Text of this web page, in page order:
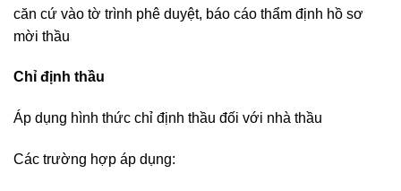
căn cứ vào tờ trình phê duyệt, báo cáo thẩm định hồ sơ
mời thầu
Chỉ định thầu
Áp dụng hình thức chỉ định thầu đối với nhà thầu
Các trường hợp áp dụng: